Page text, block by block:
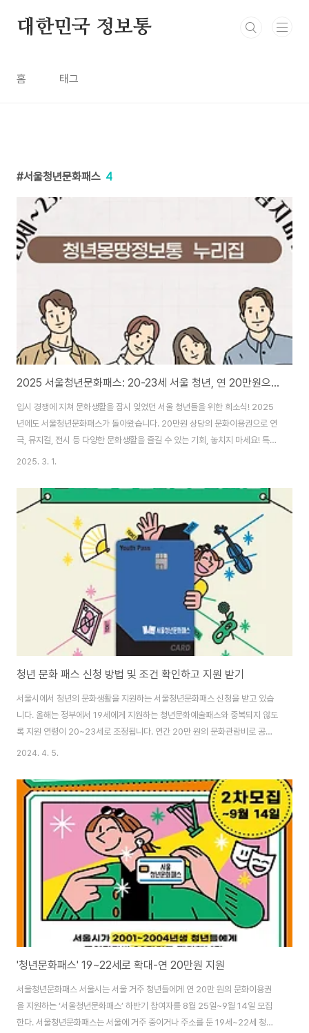
대한민국 정보통
홈 태그
서울청년문화패스 4
2025 서울청년문화패스: 20-23세 서울 청년, 연 20만원으로 문화생활 만끽! (군 복무 청년 혜택 확대!)
입시 경쟁에 지쳐 문화생활을 잠시 잊었던 서울 청년들을 위한 희소식! 2025
년에도 서울청년문화패스가 돌아왔습니다. 20만원 상당의 문화이용권으로 연
극, 뮤지컬, 전시 등 다양한 문화생활을 즐길 수 있는 기회, 놓치지 마세요! 특히
올해는 군 복무로 문화예술을 누리기 어려웠던 청년들을 위한 연령 가산제가
울청년문화패스, 왜 신청해야 할까요?* 문화 향유 기회 확대: 경제적 부담 없이
다양한 공연과 전시를 즐길 수 있습니다.* 다양한 장르 경험: 뮤지컬, 클래식,
연극, 국악, 무용 등 폭넓은 문화 콘텐츠를 경험하며 예술적 감성을 키울 수 있
습니다.* 잊지 못할 추억 만들기: 친구, 연인, 가족과 함께 문화생활을 즐기며
2025. 3. 1.
청년 문화 패스 신청 방법 및 조건 확인하고 지원 받기
서울시에서 청년의 문화생활을 지원하는 서울청년문화패스 신청을 받고 있습
니다. 올해는 정부에서 19세에게 지원하는 청년문화예술패스와 중복되지 않도
록 지원 연령이 20~23세로 조정됩니다. 연간 20만 원의 문화관람비로 공연
과 전시를 볼 수 있으니 꼭 신청하세요. 청년문화패스는 2023년 서울시가 전
비를 지원합니다. 참여자로 선정되면 서울청년문화패스에 등록된 연극, 뮤지
컬, 클래식, 국악, 무용 등 공연과 전시를 예매해 관람할 수 있습니다. 신청 조건
서울거주 20~23세 청년 약 30,000명 연령 : 2001.1.1 ~ 2024.12.31 출생
자(20~23세) 소득: 건강보험료 본인부담금 기준 중위소득 150% 이하 * 단,
2024. 4. 5.
'청년문화패스' 19~22세로 확대-연 20만원 지원
서울청년문화패스 서울시는 서울 거주 청년들에게 연 20만 원의 문화이용권
을 지원하는 ‘서울청년문화패스’ 하반기 참여자를 8월 25일~9월 14일 모집
한다. 서울청년문화패스는 서울에 거주 중이거나 주소를 둔 19세~22세 청년